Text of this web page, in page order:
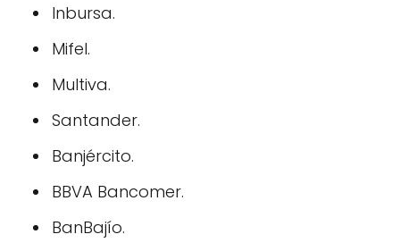
Inbursa.
Mifel.
Multiva.
Santander.
Banjército.
BBVA Bancomer.
BanBajío.